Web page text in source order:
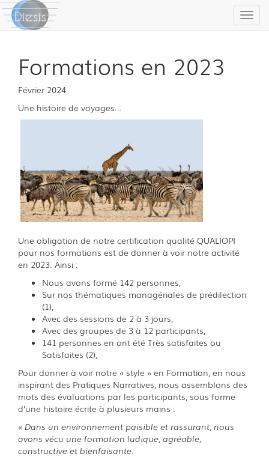
Formations en 2023
Février 2024
Une histoire de voyages…
Une obligation de notre certification qualité QUALIOPI
pour nos formations est de donner à voir notre activité
en 2023. Ainsi :
Nous avons formé 142 personnes,
Sur nos thématiques managériales de prédilection
(1),
Avec des sessions de 2 à 3 jours,
Avec des groupes de 3 à 12 participants,
141 personnes en ont été Très satisfaites ou
Satisfaites (2),
Pour donner à voir notre « style » en Formation, en nous
inspirant des Pratiques Narratives, nous assemblons des
mots des évaluations par les participants, sous forme
d’une histoire écrite à plusieurs mains :
« Dans un environnement paisible et rassurant, nous
avons vécu une formation ludique, agréable,
constructive et bienfaisante.